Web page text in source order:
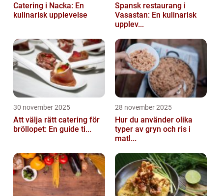
Catering i Nacka: En
kulinarisk upplevelse
Spansk restaurang i
Vasastan: En kulinarisk
upplev...
30 november 2025
Att välja rätt catering för
bröllopet: En guide ti...
28 november 2025
Hur du använder olika
typer av gryn och ris i
matl...